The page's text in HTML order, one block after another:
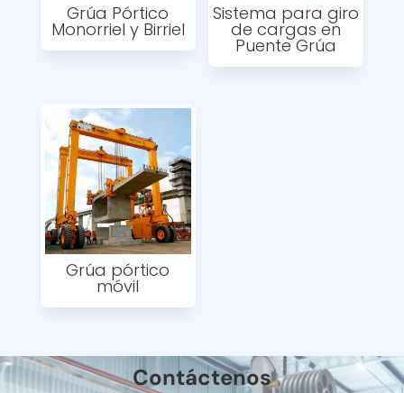
Grúa Pórtico
Monorriel y Birriel
Sistema para giro
de cargas en
Puente Grúa
Grúa pórtico
móvil
Contáctenos